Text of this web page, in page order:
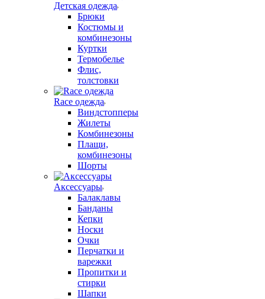
Детская одежда
Брюки
Костюмы и
комбинезоны
Куртки
Термобелье
Флис,
толстовки
Race одежда
Виндстопперы
Жилеты
Комбинезоны
Плащи,
комбинезоны
Шорты
Аксессуары
Балаклавы
Банданы
Кепки
Носки
Очки
Перчатки и
варежки
Пропитки и
стирки
Шапки